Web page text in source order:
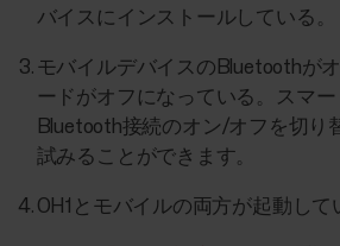
バイスにインストールしている。
モバイルデバイスのBluetoothが
ードがオフになっている。スマ
Bluetooth接続のオン/オフを切り
試みることができます。
OH1とモバイルの両方が起動して